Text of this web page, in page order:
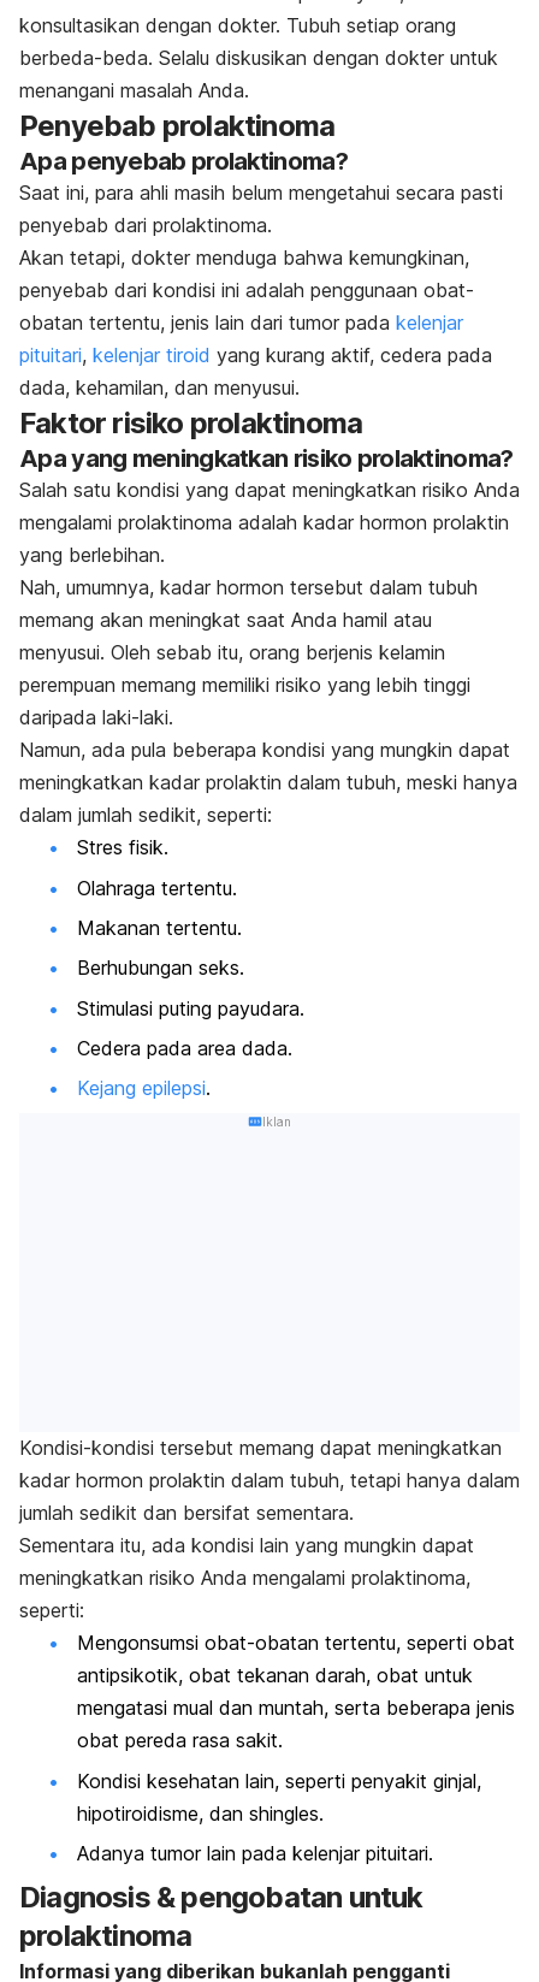
konsultasikan dengan dokter. Tubuh setiap orang
berbeda-beda. Selalu diskusikan dengan dokter untuk
menangani masalah Anda.
Penyebab prolaktinoma
Apa penyebab prolaktinoma?
Saat ini, para ahli masih belum mengetahui secara pasti
penyebab dari prolaktinoma.
Akan tetapi, dokter menduga bahwa kemungkinan,
penyebab dari kondisi ini adalah penggunaan obat-
obatan tertentu, jenis lain dari tumor pada kelenjar
pituitari, kelenjar tiroid yang kurang aktif, cedera pada
dada, kehamilan, dan menyusui.
Faktor risiko prolaktinoma
Apa yang meningkatkan risiko prolaktinoma?
Salah satu kondisi yang dapat meningkatkan risiko Anda
mengalami prolaktinoma adalah kadar hormon prolaktin
yang berlebihan.
Nah, umumnya, kadar hormon tersebut dalam tubuh
memang akan meningkat saat Anda hamil atau
menyusui. Oleh sebab itu, orang berjenis kelamin
perempuan memang memiliki risiko yang lebih tinggi
daripada laki-laki.
Namun, ada pula beberapa kondisi yang mungkin dapat
meningkatkan kadar prolaktin dalam tubuh, meski hanya
dalam jumlah sedikit, seperti:
Stres fisik.
Olahraga tertentu.
Makanan tertentu.
Berhubungan seks.
Stimulasi puting payudara.
Cedera pada area dada.
Kejang epilepsi.
Iklan
Kondisi-kondisi tersebut memang dapat meningkatkan
kadar hormon prolaktin dalam tubuh, tetapi hanya dalam
jumlah sedikit dan bersifat sementara.
Sementara itu, ada kondisi lain yang mungkin dapat
meningkatkan risiko Anda mengalami prolaktinoma,
seperti:
Mengonsumsi obat-obatan tertentu, seperti obat
antipsikotik, obat tekanan darah, obat untuk
mengatasi mual dan muntah, serta beberapa jenis
obat pereda rasa sakit.
Kondisi kesehatan lain, seperti penyakit ginjal,
hipotiroidisme, dan shingles.
Adanya tumor lain pada kelenjar pituitari.
Diagnosis & pengobatan untuk
prolaktinoma
Informasi yang diberikan bukanlah pengganti